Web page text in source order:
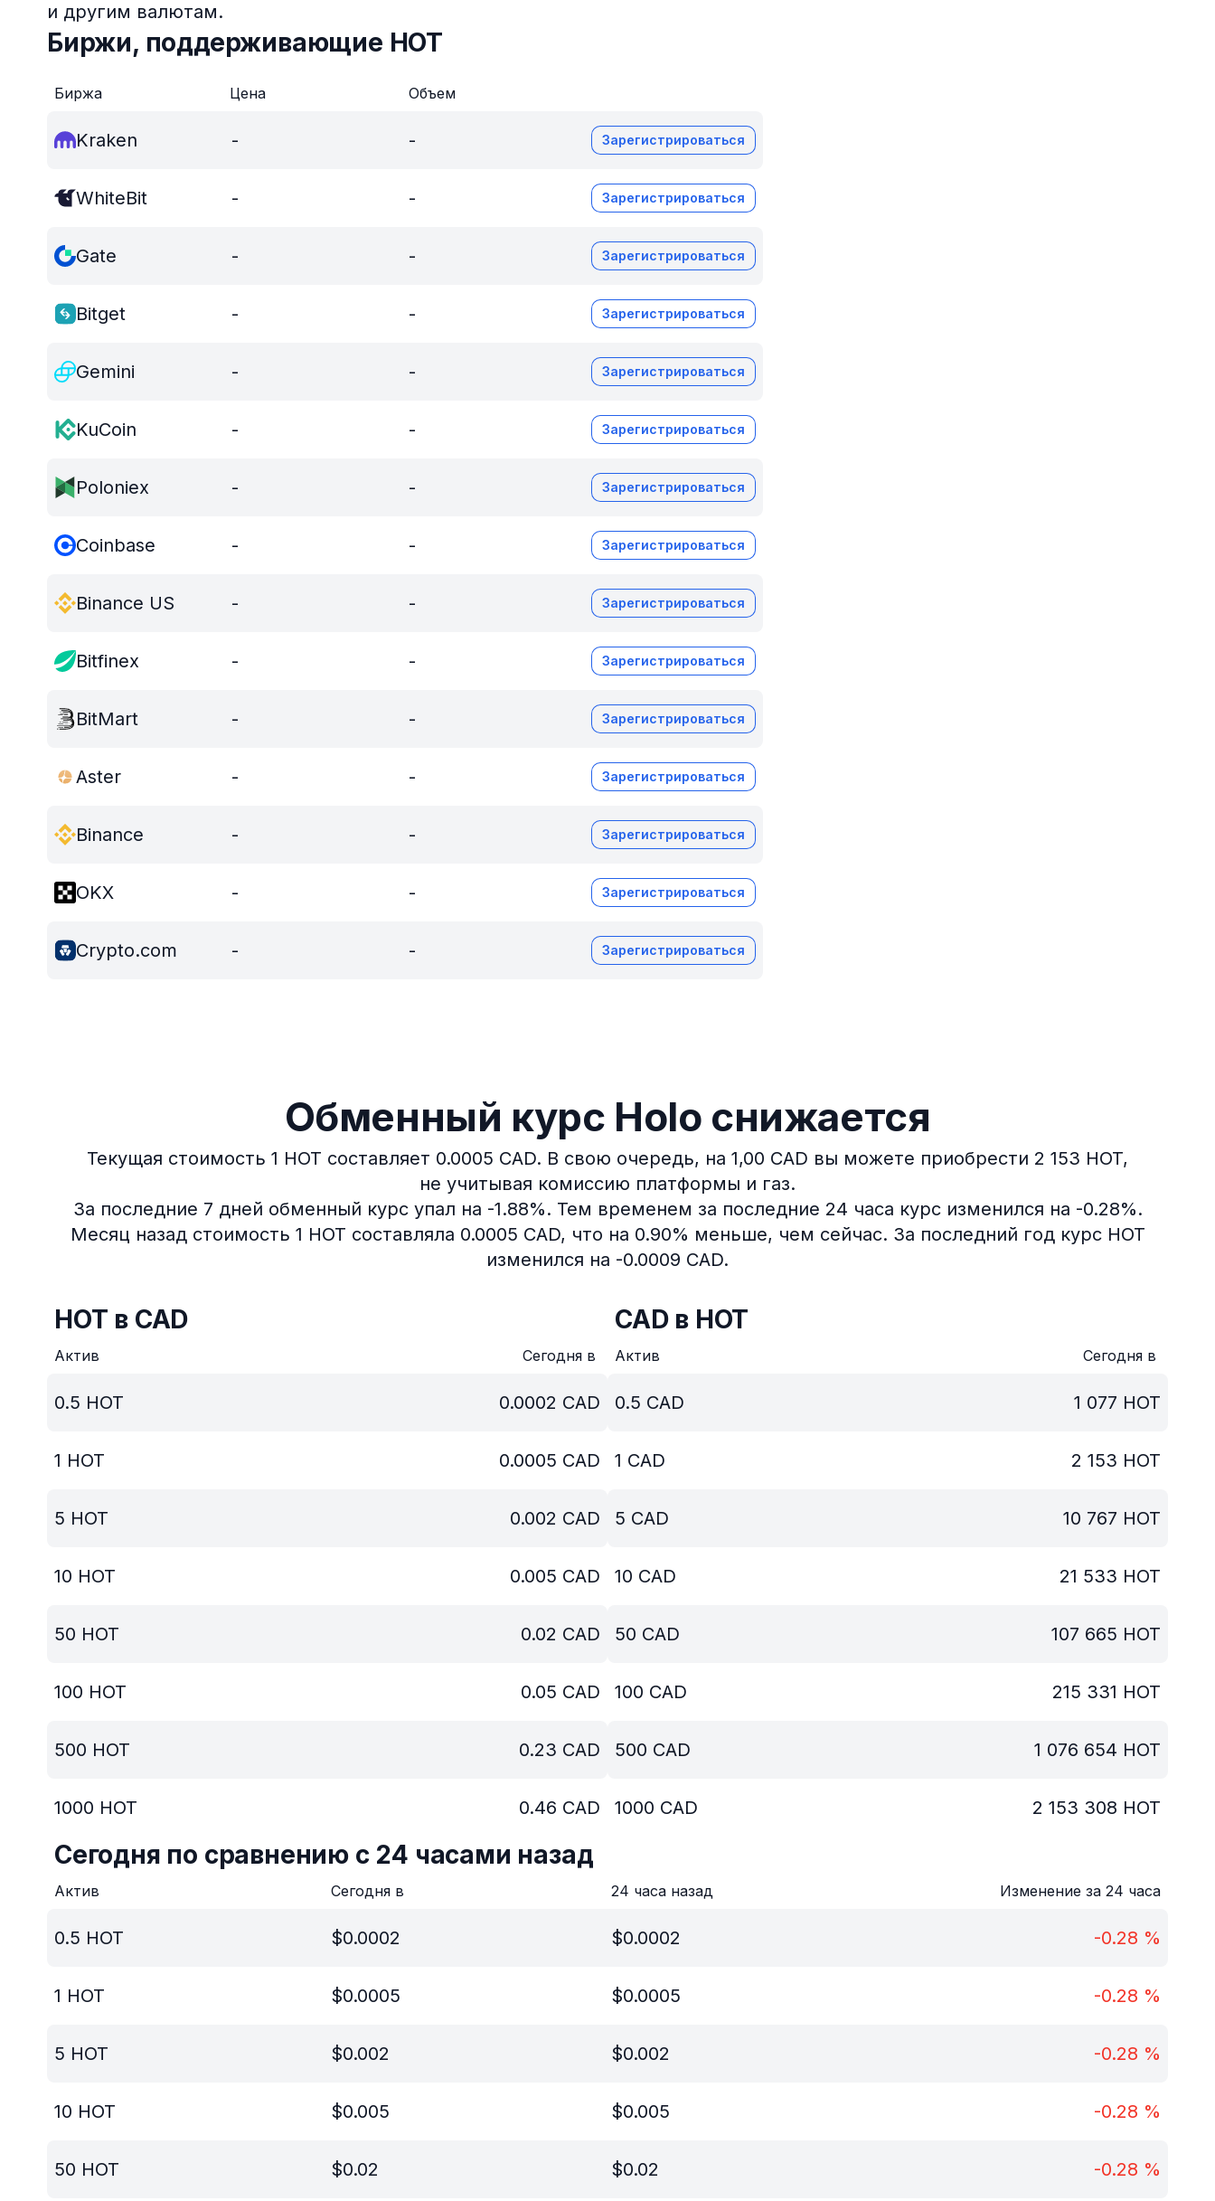
и другим валютам.
Биржи, поддерживающие HOT
Биржа Цена Объем
Kraken - - Зарегистрироваться
WhiteBit - - Зарегистрироваться
Gate - - Зарегистрироваться
Bitget - - Зарегистрироваться
Gemini - - Зарегистрироваться
KuCoin - - Зарегистрироваться
Poloniex - - Зарегистрироваться
Coinbase - - Зарегистрироваться
Binance US - - Зарегистрироваться
Bitfinex - - Зарегистрироваться
BitMart - - Зарегистрироваться
Aster - - Зарегистрироваться
Binance - - Зарегистрироваться
OKX - - Зарегистрироваться
Crypto.com - - Зарегистрироваться
Обменный курс Holo снижается
Текущая стоимость 1 HOT составляет 0.0005 CAD. В свою очередь, на 1,00 CAD вы можете приобрести 2 153 HOT,
не учитывая комиссию платформы и газ.
За последние 7 дней обменный курс упал на -1.88%. Тем временем за последние 24 часа курс изменился на -0.28%.
Месяц назад стоимость 1 HOT составляла 0.0005 CAD, что на 0.90% меньше, чем сейчас. За последний год курс HOT
изменился на -0.0009 CAD.
HOT в CAD
Актив Сегодня в
0.5 HOT 0.0002 CAD
1 HOT 0.0005 CAD
5 HOT 0.002 CAD
10 HOT 0.005 CAD
50 HOT 0.02 CAD
100 HOT 0.05 CAD
500 HOT 0.23 CAD
1000 HOT 0.46 CAD
CAD в HOT
Актив Сегодня в
0.5 CAD 1 077 HOT
1 CAD 2 153 HOT
5 CAD 10 767 HOT
10 CAD 21 533 HOT
50 CAD 107 665 HOT
100 CAD 215 331 HOT
500 CAD 1 076 654 HOT
1000 CAD 2 153 308 HOT
Сегодня по сравнению с 24 часами назад
Актив Сегодня в 24 часа назад Изменение за 24 часа
0.5 HOT $0.0002 $0.0002 -0.28 %
1 HOT $0.0005 $0.0005 -0.28 %
5 HOT $0.002 $0.002 -0.28 %
10 HOT $0.005 $0.005 -0.28 %
50 HOT $0.02 $0.02 -0.28 %